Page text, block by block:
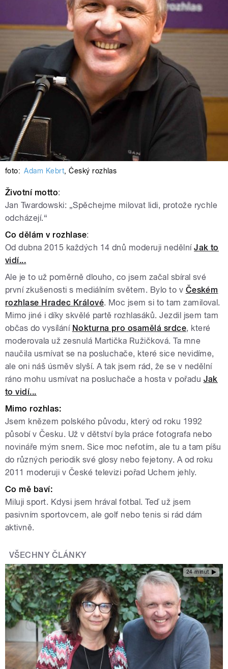
foto: Adam Kebrt,Český rozhlas
Životní motto:
Jan Twardowski: „Spěchejme milovat lidi, protože rychle
odcházejí.“
Co dělám v rozhlase:
Od dubna 2015 každých 14 dnů moderuji nedělníJak to
vidí...
Ale je to už poměrně dlouho, co jsem začal sbíral své
první zkušenosti s mediálním světem. Bylo to v Českém
rozhlase Hradec Králové. Moc jsem si to tam zamiloval.
Mimo jiné i díky skvělé partě rozhlasáků. Jezdil jsem tam
občas do vysílání Nokturna pro osamělá srdce, které
moderovala už zesnulá Martička Ružičková. Ta mne
naučila usmívat se na posluchače, které sice nevidíme,
ale oni náš úsměv slyší. A tak jsem rád, že se v nedělní
ráno mohu usmívat na posluchače a hosta v pořadu Jak
to vidí...
Mimo rozhlas:
Jsem knězem polského původu, který od roku 1992
působí v Česku. Už v dětství byla práce fotografa nebo
novináře mým snem. Sice moc nefotím, ale tu a tam píšu
do různých periodik své glosy nebo fejetony. A od roku
2011 moderuji v České televizi pořad Uchem jehly.
Co mě baví:
Miluji sport. Kdysi jsem hrával fotbal. Teď už jsem
pasivním sportovcem, ale golf nebo tenis si rád dám
aktivně.
VŠECHNY ČLÁNKY
24 minut